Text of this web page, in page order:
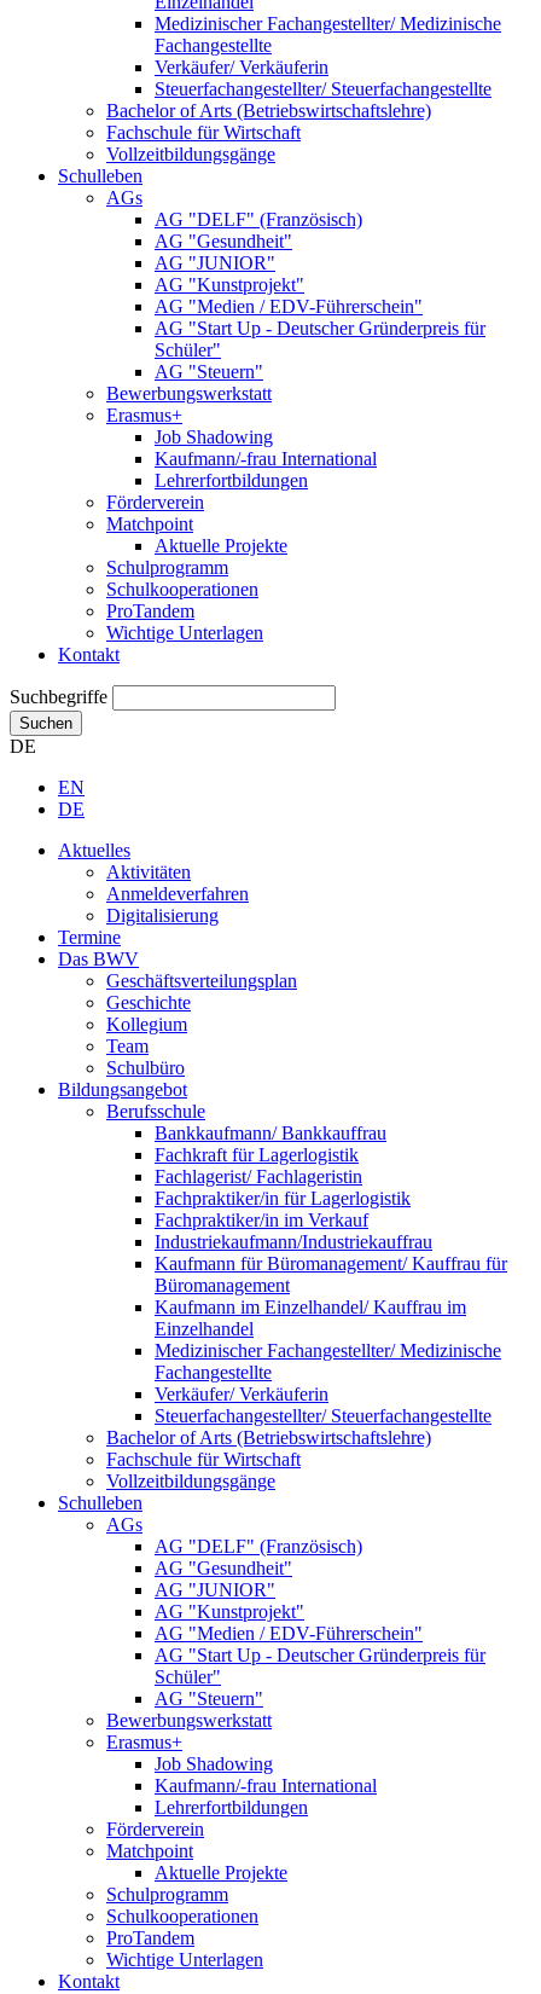
Medizinischer Fachangestellter/ Medizinische
Fachangestellte
Verkäufer/ Verkäuferin
Steuerfachangestellter/ Steuerfachangestellte
Bachelor of Arts (Betriebswirtschaftslehre)
Fachschule für Wirtschaft
Vollzeitbildungsgänge
Schulleben
AGs
AG "DELF" (Französisch)
AG "Gesundheit"
AG "JUNIOR"
AG "Kunstprojekt"
AG "Medien / EDV-Führerschein"
AG "Start Up - Deutscher Gründerpreis für
Schüler"
AG "Steuern"
Bewerbungswerkstatt
Erasmus+
Job Shadowing
Kaufmann/-frau International
Lehrerfortbildungen
Förderverein
Matchpoint
Aktuelle Projekte
Schulprogramm
Schulkooperationen
ProTandem
Wichtige Unterlagen
Kontakt
Suchbegriffe
Suchen
DE
EN
DE
Aktuelles
Aktivitäten
Anmeldeverfahren
Digitalisierung
Termine
Das BWV
Geschäftsverteilungsplan
Geschichte
Kollegium
Team
Schulbüro
Bildungsangebot
Berufsschule
Bankkaufmann/ Bankkauffrau
Fachkraft für Lagerlogistik
Fachlagerist/ Fachlageristin
Fachpraktiker/in für Lagerlogistik
Fachpraktiker/in im Verkauf
Industriekaufmann/Industriekauffrau
Kaufmann für Büromanagement/ Kauffrau für
Büromanagement
Kaufmann im Einzelhandel/ Kauffrau im
Einzelhandel
Medizinischer Fachangestellter/ Medizinische
Fachangestellte
Verkäufer/ Verkäuferin
Steuerfachangestellter/ Steuerfachangestellte
Bachelor of Arts (Betriebswirtschaftslehre)
Fachschule für Wirtschaft
Vollzeitbildungsgänge
Schulleben
AGs
AG "DELF" (Französisch)
AG "Gesundheit"
AG "JUNIOR"
AG "Kunstprojekt"
AG "Medien / EDV-Führerschein"
AG "Start Up - Deutscher Gründerpreis für
Schüler"
AG "Steuern"
Bewerbungswerkstatt
Erasmus+
Job Shadowing
Kaufmann/-frau International
Lehrerfortbildungen
Förderverein
Matchpoint
Aktuelle Projekte
Schulprogramm
Schulkooperationen
ProTandem
Wichtige Unterlagen
Kontakt